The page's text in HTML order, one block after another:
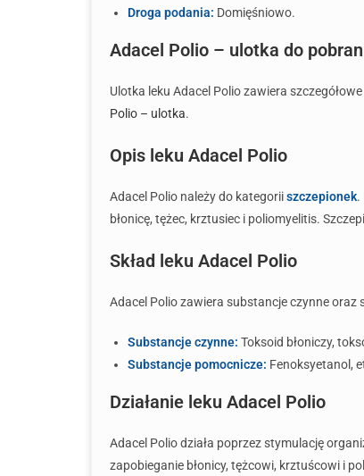
Droga podania: Domięśniowo.
Adacel Polio – ulotka do
Ulotka leku Adacel Polio zawiera
Polio – ulotka.
Opis leku Adacel Polio
Adacel Polio należy do kategoriiszczepionek.
błonicę, tężec, krztusiec i poliomyelitis.
Skład leku Adacel Polio
Adacel Polio zawiera substancje czynne oraz
Substancje czynne: Toksoid błoniczy,
Substancje pomocnicze: Fenoksyetanol,
Działanie leku Adacel Polio
Adacel Polio działa poprzez stymulację
zapobieganie błonicy, tężcowi, krztuścowi i